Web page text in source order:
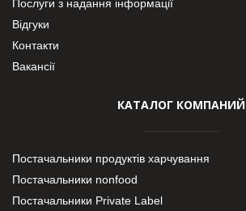
Послуги з надання інформації
Відгуки
Контакти
Вакансії
КАТАЛОГ КОМПАНИЙ
Постачальники продуктів харчування
Постачальники nonfood
Постачальники Private Label